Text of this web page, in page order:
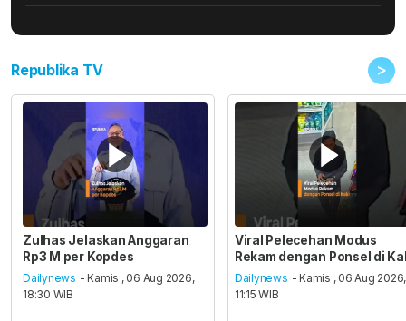
Republika TV >
Zulhas Jelaskan Anggaran
Rp3 M per Kopdes
Dailynews - Kamis , 06 Aug 2026,
18:30 WIB
Viral Pelecehan Modus
Rekam dengan Ponsel di
Dailynews - Kamis , 06 Aug 2026,
11:15 WIB